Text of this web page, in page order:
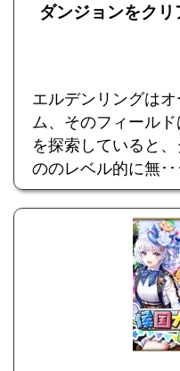
ダンジョンをク
エルデンリングは
ム、そのフィール
を探索していると
ののレベル的に無･･